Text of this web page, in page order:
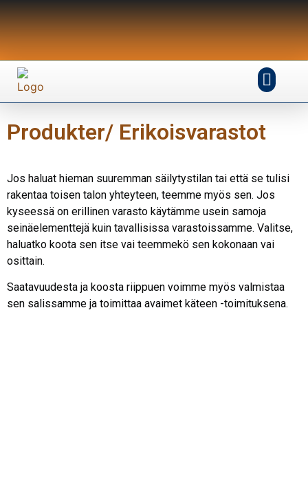
Produkter/ Erikoisvarastot
Jos haluat hieman suuremman säilytystilan tai että se tulisi
rakentaa toisen talon yhteyteen, teemme myös sen. Jos
kyseessä on erillinen varasto käytämme usein samoja
seinäelementtejä kuin tavallisissa varastoissamme. Valitse,
haluatko koota sen itse vai teemmekö sen kokonaan vai
osittain.
Saatavuudesta ja koosta riippuen voimme myös valmistaa
sen salissamme ja toimittaa avaimet käteen -toimituksena.